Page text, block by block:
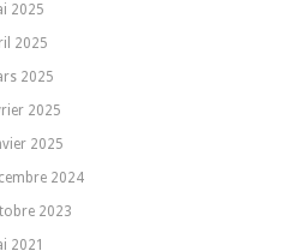
2025
2025
2025
2025
2025
2024
2023
2021